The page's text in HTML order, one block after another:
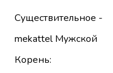
Существительное -
mekattel Мужской
Корень: